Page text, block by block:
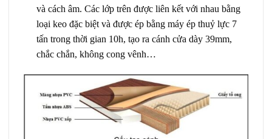
và cách âm. Các lớp trên được liên kết với nhau bằng
loại keo đặc biệt và được ép bằng máy ép thuỷ lực 7
tấn trong thời gian 10h, tạo ra cánh cửa dày 39mm,
chắc chắn, không cong vênh…